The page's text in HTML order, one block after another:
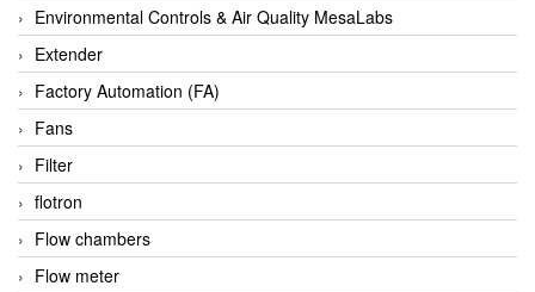
AOBEN
Apex Dynamics Vietnam
Apex Dynamics Vietnam
Apiste
APLISENS VietNam
Apollo Fire
Appleton
AQ Matic
Environmental Controls & Air Quality MesaLabs
Extender
Factory Automation (FA)
Fans
Filter
flotron
Flow chambers
Flow meter